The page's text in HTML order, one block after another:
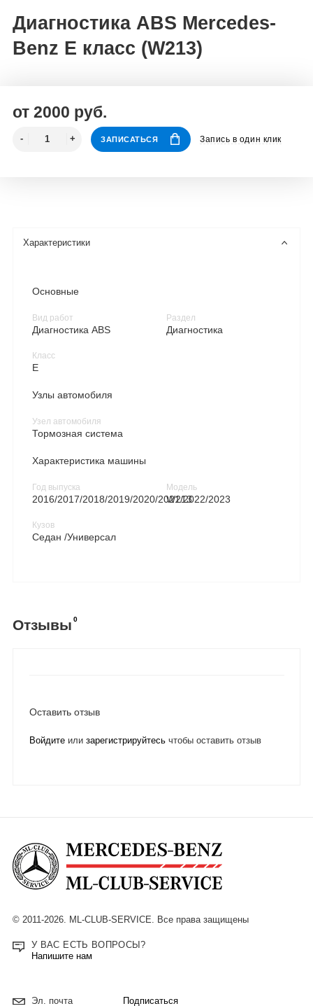
Диагностика ABS Mercedes-
Benz E класс (W213)
от 2000 руб.
ЗАПИСАТЬСЯ Запись в один клик
Характеристики
Основные
Вид работ
Диагностика ABS
Класс
E
Раздел
Диагностика
Узлы автомобиля
Узел автомобиля
Тормозная система
Характеристика машины
Год выпуска
2016/2017/2018/2019/2020/2021/2022/2023
Кузов
Седан /Универсал
Модель
W213
Отзывы 0
Оставить отзыв
Войдитеили зарегистрируйтесьчтобы оставить отзыв
© 2011-2026. ML-CLUB-SERVICE. Все права защищены
У ВАС ЕСТЬ ВОПРОСЫ?
Напишите нам
Подписаться